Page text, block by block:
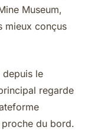
Museum,
mieux conçus
depuis le
regarde
du bord.